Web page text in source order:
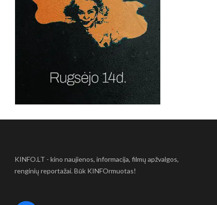
KINFO.LT - kino naujienos, informacija, filmų apžvalgos,
renginių reportažai. Būk KINFOrmuotas!